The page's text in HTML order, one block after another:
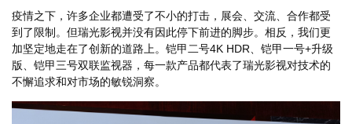
疫情之下，许多企业都遭受了不小的打击，展会、交流、合作都受
到了限制。但瑞光影视并没有因此停下前进的脚步。相反，我们更
加坚定地走在了创新的道路上。铠甲二号4K HDR、铠甲一号+升级
版、铠甲三号双联监视器，每一款产品都代表了瑞光影视对技术的
不懈追求和对市场的敏锐洞察。